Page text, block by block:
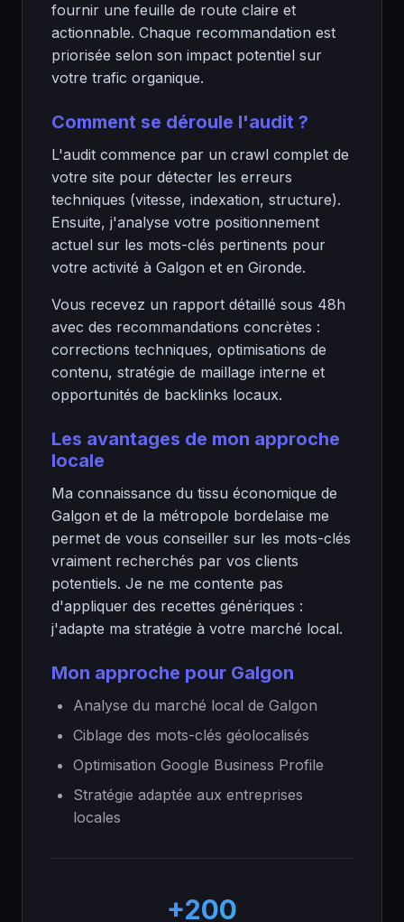
fournir une feuille de route claire et
actionnable. Chaque recommandation est
priorisée selon son impact potentiel sur
votre trafic organique.
Comment se déroule l'audit ?
L'audit commence par un crawl complet de
votre site pour détecter les erreurs
techniques (vitesse, indexation, structure).
Ensuite, j'analyse votre positionnement
actuel sur les mots-clés pertinents pour
votre activité à Galgon et en Gironde.
Vous recevez un rapport détaillé sous 48h
avec des recommandations concrètes :
corrections techniques, optimisations de
contenu, stratégie de maillage interne et
opportunités de backlinks locaux.
Les avantages de mon approche
locale
Ma connaissance du tissu économique de
Galgon et de la métropole bordelaise me
permet de vous conseiller sur les mots-clés
vraiment recherchés par vos clients
potentiels. Je ne me contente pas
d'appliquer des recettes génériques :
j'adapte ma stratégie à votre marché local.
Mon approche pour Galgon
Analyse du marché local de Galgon
Ciblage des mots-clés géolocalisés
Optimisation Google Business Profile
Stratégie adaptée aux entreprises
locales
+200